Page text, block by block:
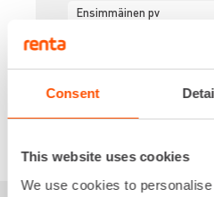
Consent
This website uses cookies
We use cookies to
Ensimmäinen pv